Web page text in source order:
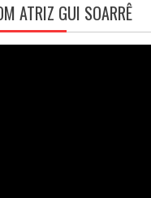
ATRIZ GUI SOARRÊ